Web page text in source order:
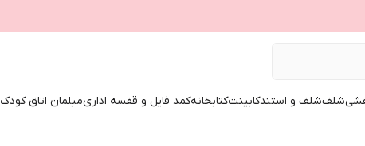
شلفشلف و استندکابینتکتابخانهکمد فایل و قفسه اداریمبلمان اتاق کودک